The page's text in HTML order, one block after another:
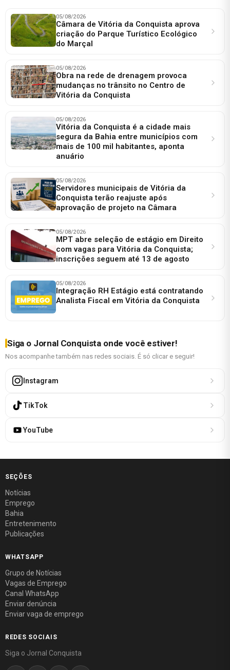
05/08/2026
Câmara de Vitória da Conquista aprova
criação do Parque Turístico Ecológico
do Marçal
05/08/2026
Obra na rede de drenagem provoca
mudanças no trânsito no Centro de
Vitória da Conquista
05/08/2026
Vitória da Conquista é a cidade mais
segura da Bahia entre municípios com
mais de 100 mil habitantes, aponta
anuário
05/08/2026
Servidores municipais de Vitória da
Conquista terão reajuste após
aprovação de projeto na Câmara
05/08/2026
MPT abre seleção de estágio em Direito
com vagas para Vitória da Conquista;
inscrições seguem até 13 de agosto
05/08/2026
Integração RH Estágio está contratando
Analista Fiscal em Vitória da Conquista
Siga o Jornal Conquista onde você estiver!
Nos acompanhe também nas redes sociais. É só clicar e seguir!
Instagram
TikTok
YouTube
SEÇÕES
Notícias
Emprego
Bahia
Entretenimento
Publicações
WHATSAPP
Grupo de Notícias
Vagas de Emprego
Canal WhatsApp
Enviar denúncia
Enviar vaga de emprego
REDES SOCIAIS
Siga o Jornal Conquista